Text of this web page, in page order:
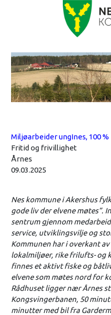
Miljøarbeider ungInes, 100
Fritid og frivillighet
Årnes
09.03.2025
Nes kommune i Akershus
gode liv der elvene møtes”.
sentrum gjennom
service, utviklingsvilje og
Kommunen har i overkant
lokalmiljøer, rike frilufts- og
finnes et aktivt fiske og
elvene som møtes nord for
Rådhuset ligger nær Årnes
Kongsvingerbanen, 50
minutter med bil fra